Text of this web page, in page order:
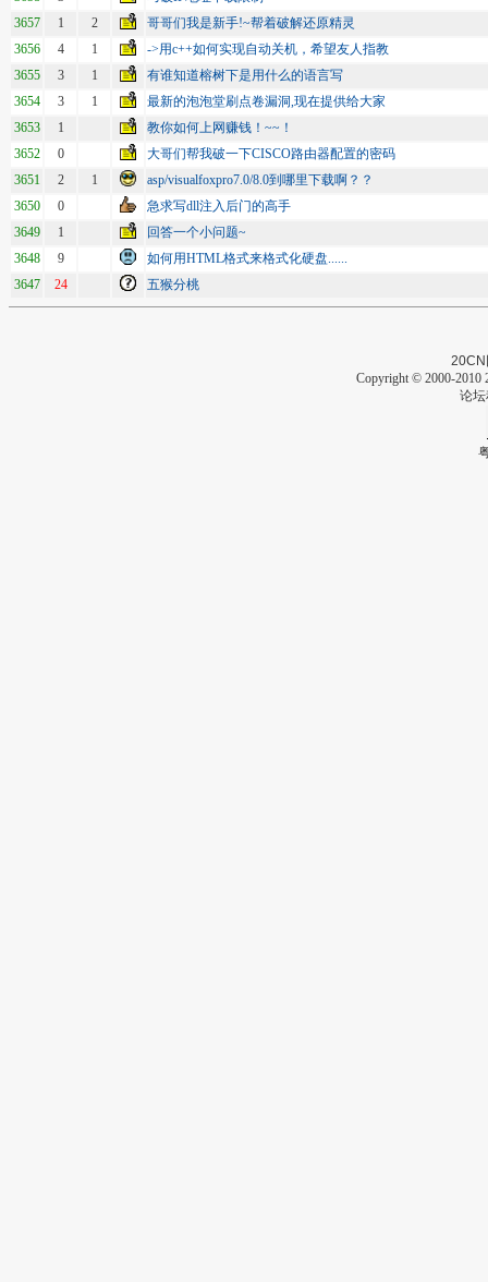
3657
1 2
哥哥们我是新手!~帮着破解还原精灵
3656
4 1
->用c++如何实现自动关机，希望友人指教
3655
3 1
有谁知道榕树下是用什么的语言写
3654
3 1
最新的泡泡堂刷点卷漏洞,现在提供给大家
3653
1
教你如何上网赚钱！~~！
3652
0
大哥们帮我破一下CISCO路由器配置的密码
3651
2 1
asp/visualfoxpro7.0/8.0到哪里下载啊？？
3650
0
急求写dll注入后门的高手
3649
1
回答一个小问题~
3648
9
如何用HTML格式来格式化硬盘......
3647
24 五猴分桃
20CN
Copyright © 2000-2010
论